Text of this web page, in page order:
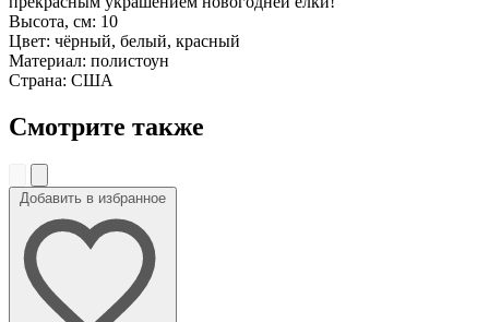
Высота, см: 10
Цвет: чёрный, белый, красный
Материал: полистоун
Страна: США
Смотрите также
Добавить в избранное